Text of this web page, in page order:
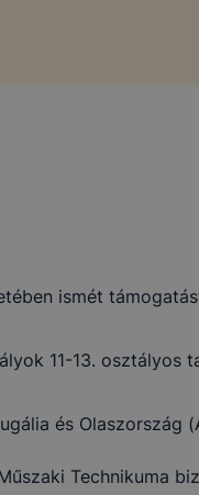
ismét
11-13. osztályos
és Olaszország
Technikuma